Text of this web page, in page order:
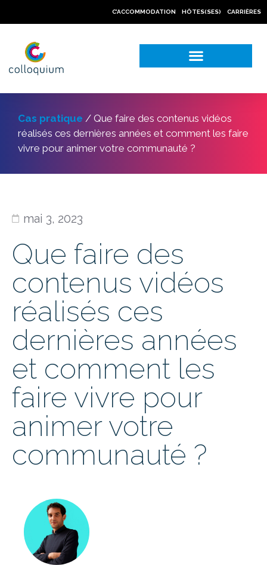
C’ACCOMMODATION HÔTES(SES) CARRIÈRES
Cas pratique / Que faire des contenus vidéos
réalisés ces dernières années et comment les faire
vivre pour animer votre communauté ?
mai 3, 2023
Que faire des
contenus vidéos
réalisés ces
dernières années
et comment les
faire vivre pour
animer votre
communauté ?